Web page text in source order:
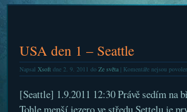
USA den 1 – Seattle
Napsal Xsoftdne 2. 9. 2011 do Ze světa| Komentáře nejsou
[Seattle] 1.9.2011 12:30 Právě sedím na